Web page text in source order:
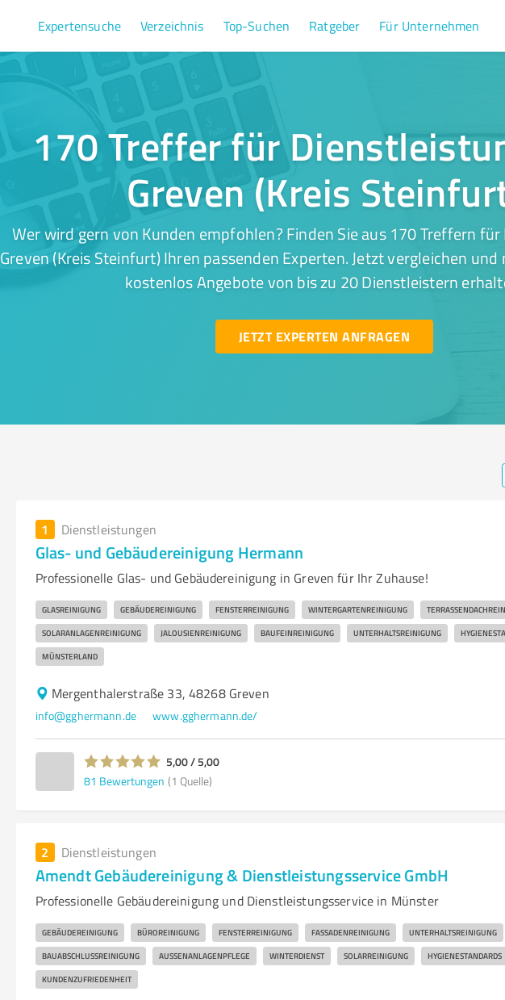
Expertensuche Verzeichnis Top-Suchen Ratgeber Für Unternehmen
170 Treffer für
Greven (Kreis
Wer wird gern von Kunden empfohlen? Finden Sie aus 170 Treffern
Greven (Kreis Steinfurt) Ihren passenden Experten. Jetzt vergleichen
kostenlos Angebote von bis zu 20 Dienstleistern
JETZT EXPERTEN ANFRAGEN
1 Dienstleistungen
Glas- und Gebäudereinigung Hermann
Professionelle Glas- und Gebäudereinigung in Greven für Ihr Zuhause!
GLASREINIGUNG GEBÄUDEREINIGUNG FENSTERREINIGUNG WINTERGARTENREINIGUNG
SOLARANLAGENREINIGUNG JALOUSIENREINIGUNG BAUFEINREINIGUNG UNTERHALTSREINIGUNG
MÜNSTERLAND
Mergenthalerstraße 33, 48268 Greven
info@gghermann.de www.gghermann.de/
5,00 / 5,00
81 Bewertungen (1 Quelle)
2 Dienstleistungen
Amendt Gebäudereinigung & Dienstleistungsservice GmbH
Professionelle Gebäudereinigung und Dienstleistungsservice in Münster
GEBÄUDEREINIGUNG BÜROREINIGUNG FENSTERREINIGUNG FASSADENREINIGUNG UNTERHALTSREINIGUNG
BAUABSCHLUSSREINIGUNG AUSSENANLAGENPFLEGE WINTERDIENST SOLARREINIGUNG HYGIENESTANDARDS
KUNDENZUFRIEDENHEIT